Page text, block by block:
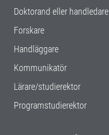
Doktorand eller handledare
Forskare
Handläggare
Kommunikatör
Lärare/studierektor
Programstudierektor